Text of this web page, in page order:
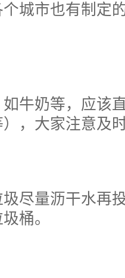
城市也有制定
牛奶等，应该
），大家注意及
尽量沥干水再
桶。